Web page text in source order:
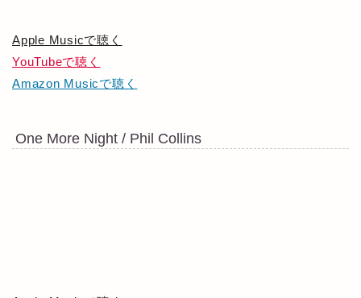
Apple Musicで聴く
YouTubeで聴く
Amazon Musicで聴く
One More Night / Phil Collins